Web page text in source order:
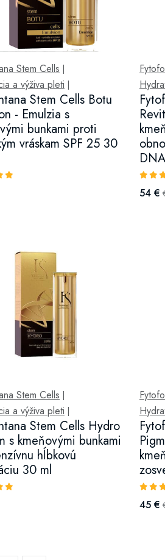
Stem Cells
a výživa pleti
Stem Cells Botu
- Emulzia s
bunkami proti
vráskam SPF 25 30
54 €
Stem Cells
a výživa pleti
Stem Cells Hydro
s kmeňovými bunkami
hĺbkovú
30 ml
45 €